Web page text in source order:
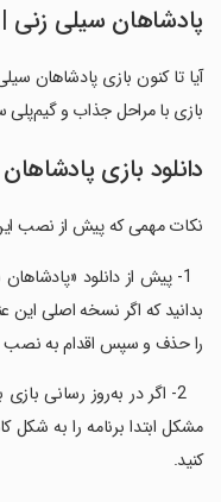
پادشاهان سیلی
آیا تا کنون بازی پادشاهان
بازی با مراحل جذاب و گیم‌پلی
دانلود بازی
نکات مهمی که پیش از نصب این
بدانید که اگر نسخه اصلی این
را حذف و سپس اقدام به نصب
2- اگر در به‌روز رسانی
مشکل ابتدا برنامه را به
کنید.